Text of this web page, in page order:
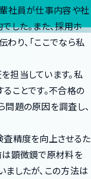
社員が仕事内容や社
した。また、採用ホ
り、「ここでなら私
担当しています。私
ことです。不合格の
題の原因を調査し、
査精度を向上させるた
は顕微鏡で原材料を
したが、この方法は